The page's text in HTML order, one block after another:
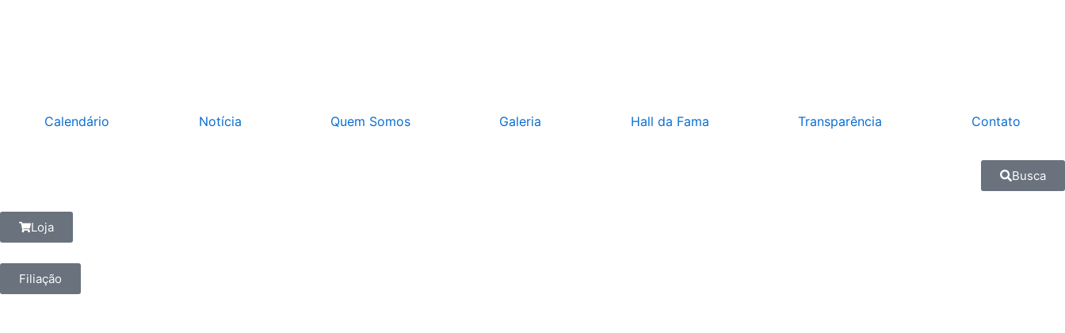
Calendário Notícia Quem Somos Galeria Hall da Fama Transparência Contato
Busca
Loja
Filiação